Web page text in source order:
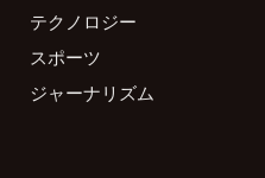
テクノロジー
スポーツ
ジャーナリズム